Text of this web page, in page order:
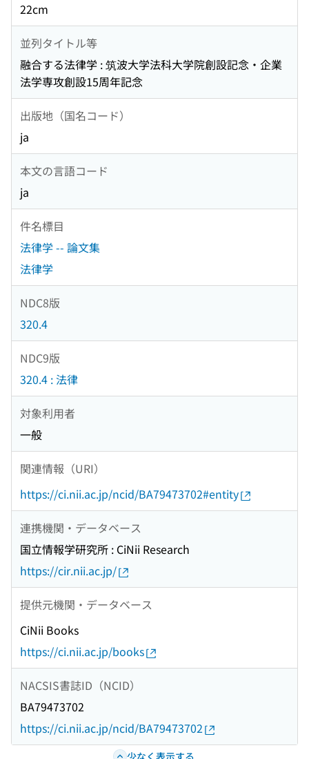
22cm
並列タイトル等
融合する法律学 : 筑波大学法科大学院創設記念・企業
法学専攻創設15周年記念
出版地（国名コード）
ja
本文の言語コード
ja
件名標目
法律学 -- 論文集
法律学
NDC8版
320.4
NDC9版
320.4 : 法律
対象利用者
一般
関連情報（URI）
https://ci.nii.ac.jp/ncid/BA79473702#entity
連携機関・データベース
国立情報学研究所 : CiNii Research
https://cir.nii.ac.jp/
提供元機関・データベース
CiNii Books
https://ci.nii.ac.jp/books
NACSIS書誌ID（NCID）
BA79473702
https://ci.nii.ac.jp/ncid/BA79473702
少なく表示する